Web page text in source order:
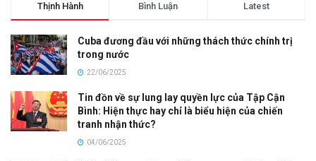
Thịnh Hành Bình Luận Latest
Cuba đương đầu với những thách thức chính trị
trong nước
22/06/2025
Tin đồn về sự lung lay quyền lực của Tập Cận
Bình: Hiện thực hay chỉ là biểu hiện của chiến
tranh nhận thức?
04/06/2025